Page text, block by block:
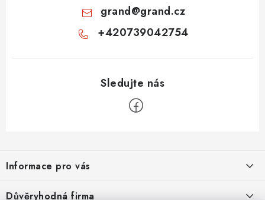
grand@grand.cz
+420739042754
p
a
Informace pro vás
Velkoobchod
Důvěryhodná firma